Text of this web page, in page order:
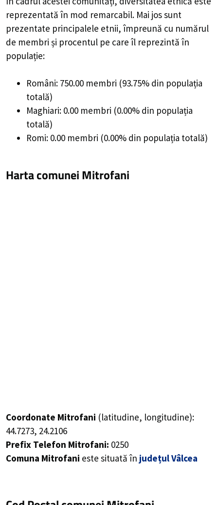
reprezentată în mod remarcabil. Mai jos sunt
prezentate principalele etnii, împreună cu numărul
de membri și procentul pe care îl reprezintă în
populație:
Români: 750.00 membri (93.75% din populația
totală)
Maghiari: 0.00 membri (0.00% din populația
totală)
Romi: 0.00 membri (0.00% din populația totală)
Harta comunei Mitrofani
Coordonate Mitrofani (latitudine, longitudine):
44.7273, 24.2106
Prefix Telefon Mitrofani: 0250
Comuna Mitrofani este situată în județul Vâlcea